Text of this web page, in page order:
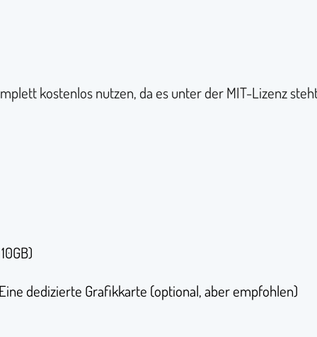
kostenlos nutzen, da es unter der MIT-Lizenz
dedizierte Grafikkarte (optional, aber empfohlen)